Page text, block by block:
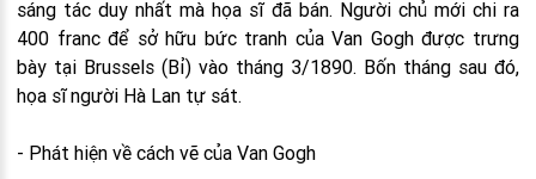
sáng tác duy nhất mà họa sĩ đã bán. Người chủ mới chi ra
400 franc để sở hữu bức tranh của Van Gogh được trưng
bày tại Brussels (Bỉ) vào tháng 3/1890. Bốn tháng sau đó,
họa sĩ người Hà Lan tự sát.
- Phát hiện về cách vẽ của Van Gogh